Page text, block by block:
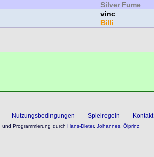
Silver Fume
vinc
Billi
- Nutzungsbedingungen - Spielregeln - Kontakt
Programmierung durch Hans-Dieter, Johannes, Ölprinz